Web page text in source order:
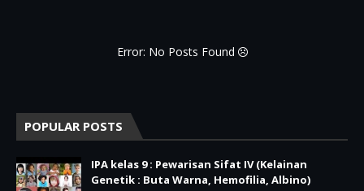
Error: No Posts Found
POPULAR POSTS
IPA kelas 9 : Pewarisan Sifat IV (Kelainan
Genetik : Buta Warna, Hemofilia, Albino)